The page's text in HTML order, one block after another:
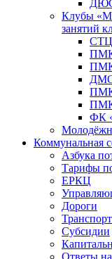
Клубы
занятий
СТЦ
ПМК
ПМК
ДМО
ПМК
ПМК
ФК
Коммунальная
Азбука
Тарифы
ЕРКЦ
Дороги
Транспорт
Субсидии